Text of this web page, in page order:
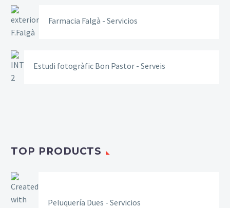
Farmacia Falgà - Servicios
Estudi fotogràfic Bon Pastor - Serveis
TOP PRODUCTS
Peluquería Dues - Servicios